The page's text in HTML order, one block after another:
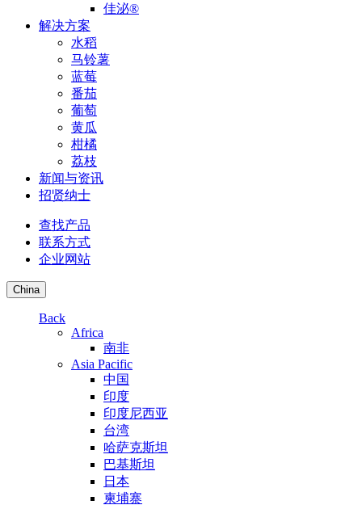
佳泌®
解决方案
水稻
马铃薯
蓝莓
番茄
葡萄
黄瓜
柑橘
荔枝
新闻与资讯
招贤纳士
查找产品
联系方式
企业网站
China
Back
Africa
南非
Asia Pacific
中国
印度
印度尼西亚
台湾
哈萨克斯坦
巴基斯坦
日本
柬埔寨